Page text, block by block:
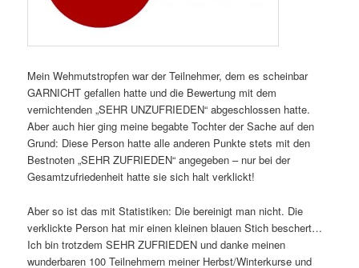
Mein Wehmutstropfen war der Teilnehmer, dem es scheinbar
GARNICHT gefallen hatte und die Bewertung mit dem
vernichtenden „SEHR UNZUFRIEDEN“ abgeschlossen hatte.
Aber auch hier ging meine begabte Tochter der Sache auf den
Grund: Diese Person hatte alle anderen Punkte stets mit den
Bestnoten „SEHR ZUFRIEDEN“ angegeben – nur bei der
Gesamtzufriedenheit hatte sie sich halt verklickt!
Aber so ist das mit Statistiken: Die bereinigt man nicht. Die
verklickte Person hat mir einen kleinen blauen Stich beschert…
Ich bin trotzdem SEHR ZUFRIEDEN und danke meinen
wunderbaren 100 Teilnehmern meiner Herbst/Winterkurse und